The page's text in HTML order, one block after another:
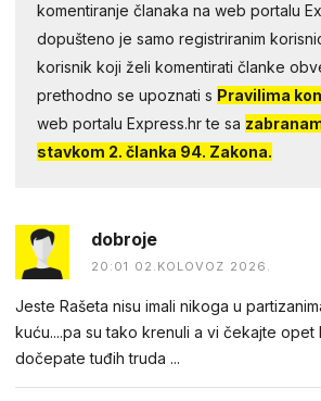
komentiranje članaka na web portalu
dopušteno je samo registriranim
korisnik koji želi komentirati članke
prethodno se upoznati s Pravilima
web portalu Express.hr te sa
stavkom 2. članka 94. Zakona.
dobroje
20:01 02.KOLOVOZ 2026.
Jeste Rašeta nisu imali nikoga u
kuću....pa su tako krenuli a vi čekajte opet
dočepate tuđih truda ...